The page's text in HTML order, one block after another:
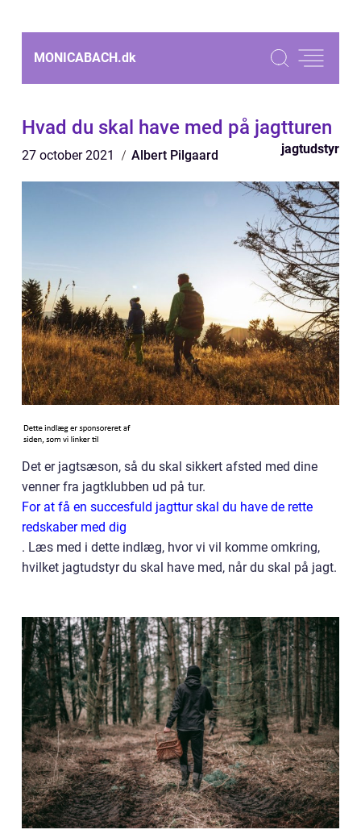
MONICABACH.dk
Hvad du skal have med på jagtturen
27 october 2021 Albert Pilgaard jagtudstyr
Det er jagtsæson, så du skal sikkert afsted med dine
venner fra jagtklubben ud på tur.
For at få en succesfuld jagttur skal du have de rette
redskaber med dig
. Læs med i dette indlæg, hvor vi vil komme omkring,
hvilket jagtudstyr du skal have med, når du skal på jagt.